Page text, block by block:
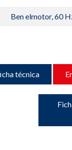
Ben elmotor, 60
técnica